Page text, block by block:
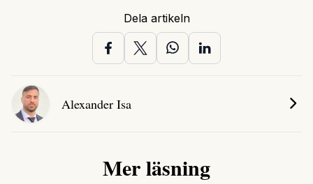
Dela artikeln
Alexander Isa
Mer läsning